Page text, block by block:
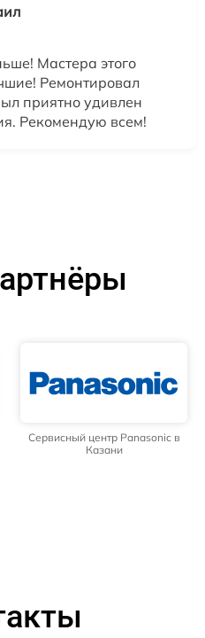
Мастера этого
Ремонтировал
приятно удивлен
Рекомендую всем!
Сервисный центр Panasonic в
Казани